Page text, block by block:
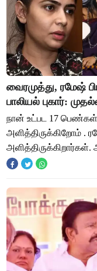
வைரமுத்து, ரமேஷ்
பாலியல் புகார்:
சின்மயி கோரிக்கை
நான் உட்பட 17 பெண்கள்
அளித்திருக்கிறோம் .
அளித்திருக்கிறார்கள்.
எடுக்காமல்